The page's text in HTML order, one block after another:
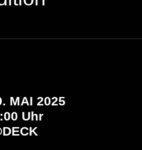
MAI 2025
Uhr
DECK